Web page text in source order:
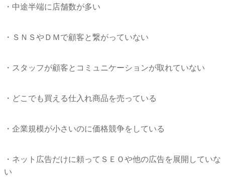
・中途半端に店舗数が多い
・ＳＮＳやＤＭで顧客と繋がっていない
・スタッフが顧客とコミュニケーションが取れていない
・どこでも買える仕入れ商品を売っている
・企業規模が小さいのに価格競争をしている
・ネット広告だけに頼ってＳＥＯや他の広告を展開していな
い